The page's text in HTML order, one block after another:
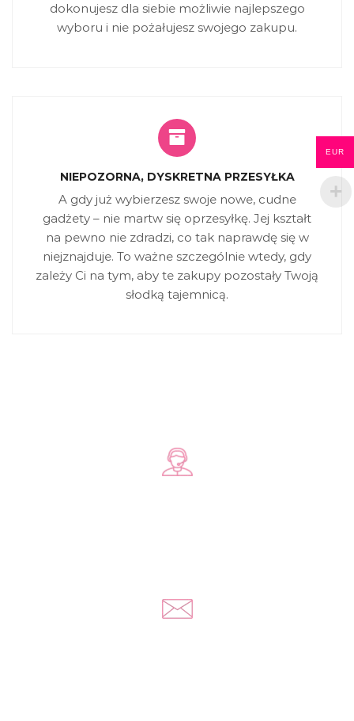
dokonujesz dla siebie możliwie najlepszego
wyboru i nie pożałujesz swojego zakupu.
NIEPOZORNA, DYSKRETNA PRZESYŁKA
A gdy już wybierzesz swoje nowe, cudne
gadżety – nie martw się oprzesyłkę. Jej kształt
na pewno nie zdradzi, co tak naprawdę się w
niejznajduje. To ważne szczególnie wtedy, gdy
zależy Ci na tym, aby te zakupy pozostały Twoją
słodką tajemnicą.
EUR